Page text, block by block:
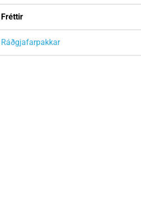
Fréttir
Ráðgjafarpakkar